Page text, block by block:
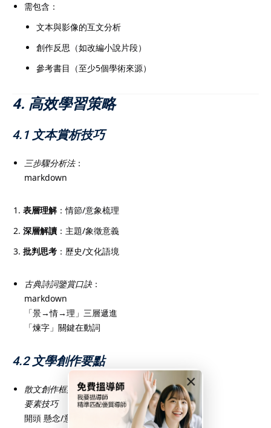
×
需包含：
文本與影像的互文分析
創作反思（如改編小說片段）
參考書目（至少5個學術來源）
4. 高效學習策略
4.1 文本賞析技巧
三步驟分析法：
markdown
表層理解：情節/意象梳理
深層解讀 ：主題/象徵意義
批判思考 ：歷史/文化語境
古典詩詞鑒賞口訣：
markdown
「景→情→理」三層遞進
「煉字」關鍵在動詞
4.2 文學創作要點
散文創作框架
：
要素技巧
開頭 懸念/意象切入